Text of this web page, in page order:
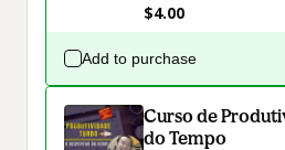
$4.00
Add to purchase
Curso de
do Tempo